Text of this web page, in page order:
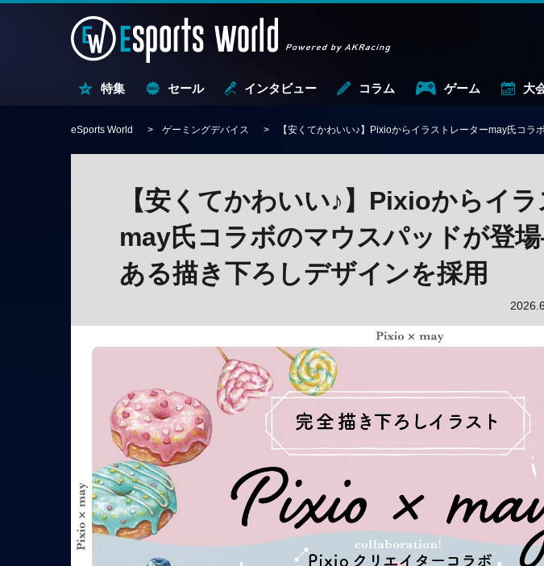
特集 セール インタビュー コラム ゲーム 大
eSports World ゲーミングデバイス 【安くてかわいい♪】Pixioからイラストレーターmay氏コ
【安くてかわいい♪】Pixioからイ
may氏コラボのマウスパッドが登
ある描き下ろしデザインを採用